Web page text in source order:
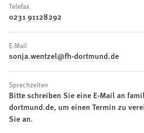
Telefax
0231 91128292
E-Mail
sonja.wentzel fh-dortmund de
Sprechzeiten
Bitte schreiben Sie eine E-Mail an
dortmund.de, um einen Termin zu
Sie an.